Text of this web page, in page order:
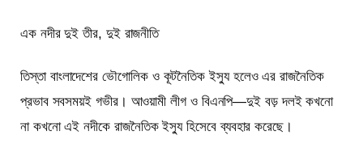
এক নদীর দুই তীর, দুই রাজনীতি
তিস্তা বাংলাদেশের ভৌগোলিক ও কূটনৈতিক ইস্যু হলেও এর রাজনৈতিক
প্রভাব সবসময়ই গভীর। আওয়ামী লীগ ও বিএনপি—দুই বড় দলই কখনো
না কখনো এই নদীকে রাজনৈতিক ইস্যু হিসেবে ব্যবহার করেছে।